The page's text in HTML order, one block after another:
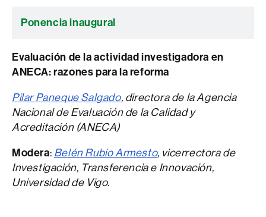
Ponencia inaugural
Evaluación de la actividad investigadora en
ANECA: razones para la reforma
Pilar Paneque Salgado, directora de la Agencia
Nacional de Evaluación de la Calidad y
Acreditación (ANECA)
Modera: Belén Rubio Armesto, vicerrectora de
Investigación, Transferencia e Innovación,
Universidad de Vigo.